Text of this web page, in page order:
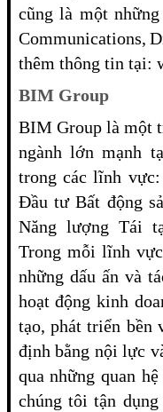
cũng là một
Communications,
thêm thông tin tại:
BIM Group
BIM Group là một
ngành lớn mạnh
trong các lĩnh
Đầu tư Bất động
Năng lượng Tái
Trong mỗi lĩnh
những dấu ấn và
hoạt động kinh
tạo, phát triển bền
định bằng nội lực
qua những quan
chúng tôi tận